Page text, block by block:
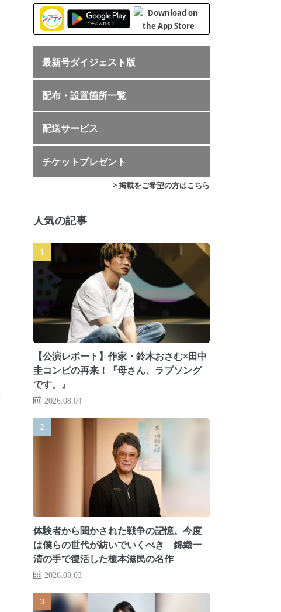
最新号ダイジェスト版
配布・設置箇所一覧
配送サービス
チケットプレゼント
> 掲載をご希望の方はこちら
人気の記事
【公演レポート】作家・鈴木おさむ×田中
圭コンビの再来！『母さん、ラブソング
です。』
2026.08.04
体験者から聞かされた戦争の記憶。今度
は僕らの世代が紡いでいくべき 錦織一
清の手で復活した榎本滋民の名作
2026.08.03